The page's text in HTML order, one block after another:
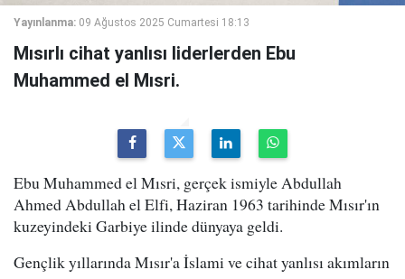
Yayınlanma: 09 Ağustos 2025 Cumartesi 18:13
Mısırlı cihat yanlısı liderlerden Ebu
Muhammed el Mısri.
Ebu Muhammed el Mısri, gerçek ismiyle Abdullah
Ahmed Abdullah el Elfi, Haziran 1963 tarihinde Mısır'ın
kuzeyindeki Garbiye ilinde dünyaya geldi.
Gençlik yıllarında Mısır'a İslami ve cihat yanlısı akımların